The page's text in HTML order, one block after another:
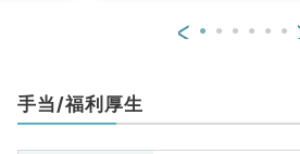
<
手当/福利厚生